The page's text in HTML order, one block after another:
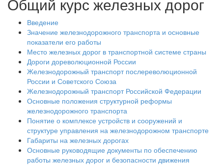
Введение
Значение железнодорожного транспорта и основные
показатели его работы
Место железных дорог в транспортной системе страны
Дороги дореволюционной России
Железнодорожный транспорт послереволюционной
России и Советского Союза
Железнодорожный транспорт Российской Федерации
Основные положения структурной реформы
железнодорожного транспорта
Понятие о комплексе устройств и сооружений и
структуре управления на железнодорожном транспорте
Габариты на железных дорогах
Основные руководящие документы по обеспечению
работы железных дорог и безопасности движения